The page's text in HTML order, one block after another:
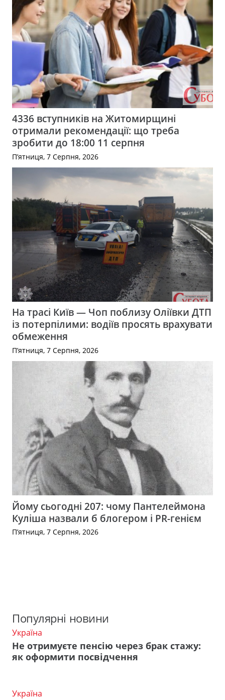
4336 вступників на Житомирщині
отримали рекомендації: що треба
зробити до 18:00 11 серпня
П’ятниця, 7 Серпня, 2026
На трасі Київ — Чоп поблизу Оліївки ДТП
із потерпілими: водіїв просять врахувати
обмеження
П’ятниця, 7 Серпня, 2026
Йому сьогодні 207: чому Пантелеймона
Куліша назвали б блогером і PR-генієм
П’ятниця, 7 Серпня, 2026
Популярні новини
Україна
Не отримуєте пенсію через брак стажу:
як оформити посвідчення
Україна